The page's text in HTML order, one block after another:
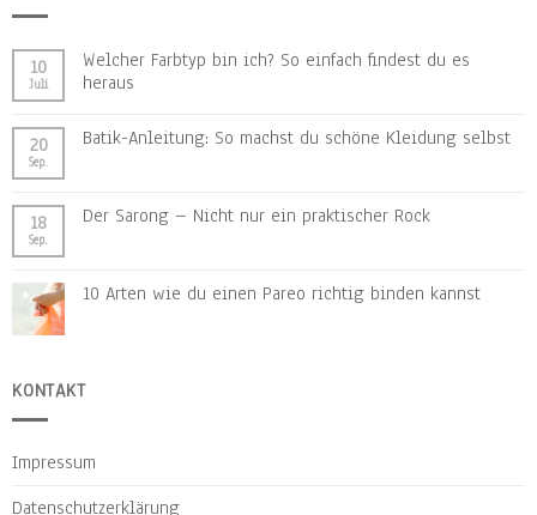
10
Juli
Welcher Farbtyp bin ich? So einfach findest du es
heraus
20
Sep.
Batik-Anleitung: So machst du schöne Kleidung selbst
18
Sep.
Der Sarong – Nicht nur ein praktischer Rock
10 Arten wie du einen Pareo richtig binden kannst
KONTAKT
Impressum
Datenschutzerklärung